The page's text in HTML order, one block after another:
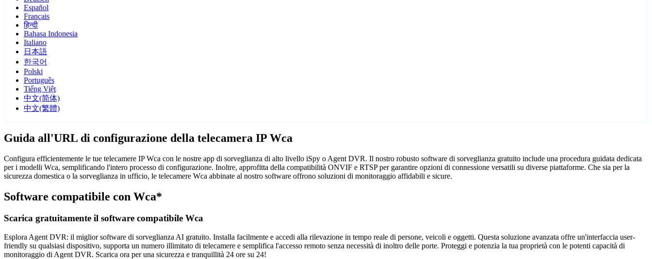
Español
Français
हिन्दी
Bahasa Indonesia
Italiano
日本語
한국어
Polski
Português
Tiếng Việt
中文(简体)
中文(繁體)
Guida all'URL di configurazione della telecamera IP Wca
Configura efficientemente le tue telecamere IP Wca con le nostre app di sorveglianza di alto livello iSpy o Agent DVR. Il nostro robusto software di sorveglianza gratuito include una procedura guidata dedicata
per i modelli Wca, semplificando l'intero processo di configurazione. Inoltre, approfitta della compatibilità ONVIF e RTSP per garantire opzioni di connessione versatili su diverse piattaforme. Che sia per la
sicurezza domestica o la sorveglianza in ufficio, le telecamere Wca abbinate al nostro software offrono soluzioni di monitoraggio affidabili e sicure.
Software compatibile con Wca*
Scarica gratuitamente il software compatibile Wca
Esplora Agent DVR: il miglior software di sorveglianza AI gratuito. Installa facilmente e accedi alla rilevazione in tempo reale di persone, veicoli e oggetti. Questa soluzione avanzata offre un'interfaccia user-
friendly su qualsiasi dispositivo, supporta un numero illimitato di telecamere e semplifica l'accesso remoto senza necessità di inoltro delle porte. Proteggi e potenzia la tua proprietà con le potenti capacità di
monitoraggio di Agent DVR. Scarica ora per una sicurezza e tranquillità 24 ore su 24!